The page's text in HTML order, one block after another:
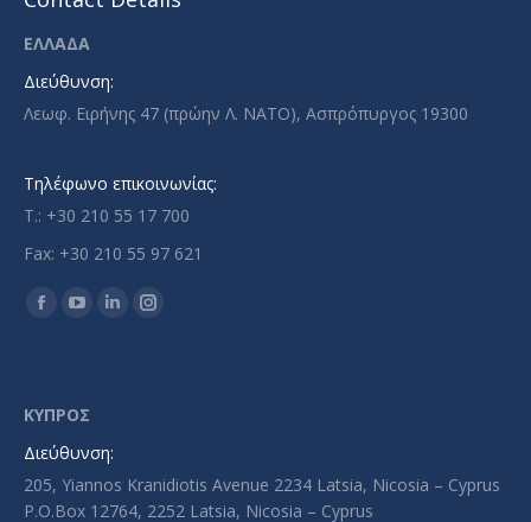
ΕΛΛΑΔΑ
Διεύθυνση:
Λεωφ. Ειρήνης 47 (πρώην Λ. ΝΑΤΟ), Ασπρόπυργος 19300
Τηλέφωνο επικοινωνίας:
T.: +30 210 55 17 700
Fax: +30 210 55 97 621
Find us on:
Facebook
in
new
YouTube
in
window
LinkedinInstagram
ΚΥΠΡΟΣ
Διεύθυνση:
205, Yiannos Kranidiotis Avenue 2234 Latsia, Nicosia – Cyprus
P.O.Box 12764, 2252 Latsia, Nicosia – Cyprus